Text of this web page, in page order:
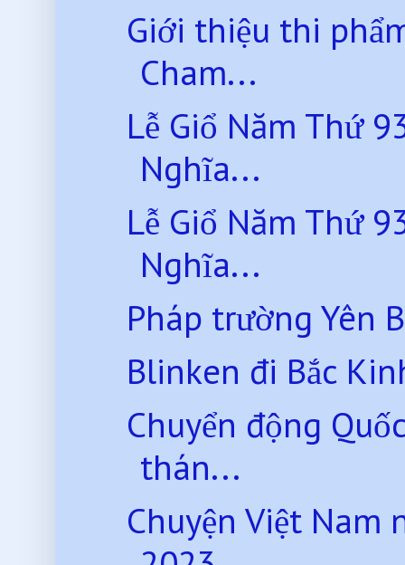
Giới thiệu thi
Cham...
Lễ Giổ Năm Thứ
Nghĩa...
Lễ Giổ Năm Thứ
Nghĩa...
Pháp trường Yên
Blinken đi Bắc
Chuyển động
thán...
Chuyện Việt Nam